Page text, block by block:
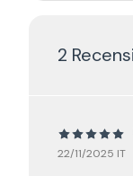
2
22/11/2025 IT